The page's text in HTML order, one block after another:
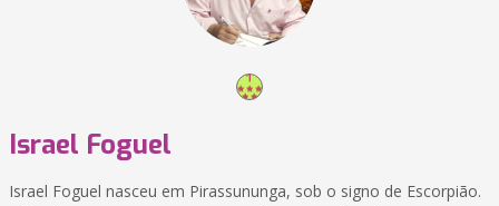
Israel Foguel
Israel Foguel nasceu em Pirassununga, sob o signo de Escorpião.